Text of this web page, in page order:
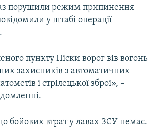
порушили режим припинення
у штабі операції
пункту Піски ворог вів вогонь
захисників з автоматичних
і стрілецької зброї», –
бойових втрат у лавах ЗСУ немає.